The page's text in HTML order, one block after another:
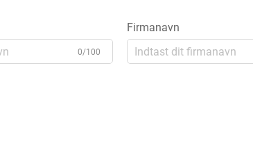
0/100
Firmanavn